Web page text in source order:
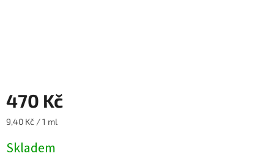
470 Kč
Měrná
9,40 Kč / 1 ml
Skladem